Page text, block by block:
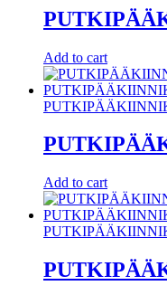
Add to cart
Add to cart